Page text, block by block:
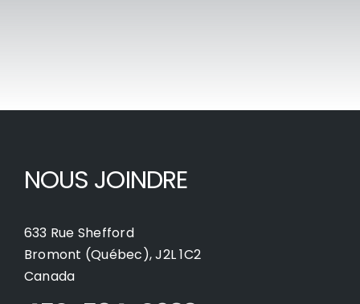
NOUS JOINDRE
633 Rue Shefford
Bromont (Québec), J2L 1C2
Canada